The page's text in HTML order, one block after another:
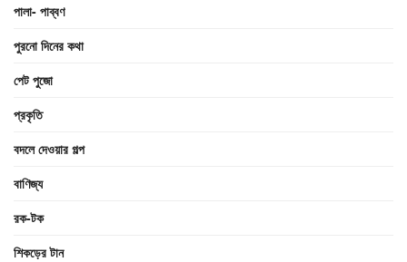
পালা- পাব্বণ
পুরনো দিনের কথা
পেট পুজো
প্রকৃতি
বদলে দেওয়ার গল্প
বাণিজ্য
রক-টক
শিকড়ের টান